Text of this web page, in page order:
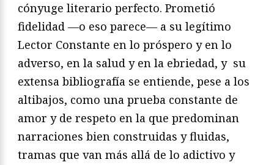
cónyuge literario perfecto. Prometió
fidelidad —o eso parece— a su legítimo
Lector Constante en lo próspero y en lo
adverso, en la salud y en la ebriedad, y su
extensa bibliografía se entiende, pese a los
altibajos, como una prueba constante de
amor y de respeto en la que predominan
narraciones bien construidas y fluidas,
tramas que van más allá de lo adictivo y